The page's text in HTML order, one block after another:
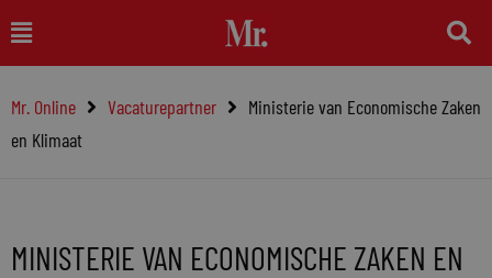
naar
inhoud
Main
Menu
Mr. Online Vacaturepartner
Ministerie van Economische Zaken
en Klimaat
MINISTERIE VAN ECONOMISCHE ZAKEN EN